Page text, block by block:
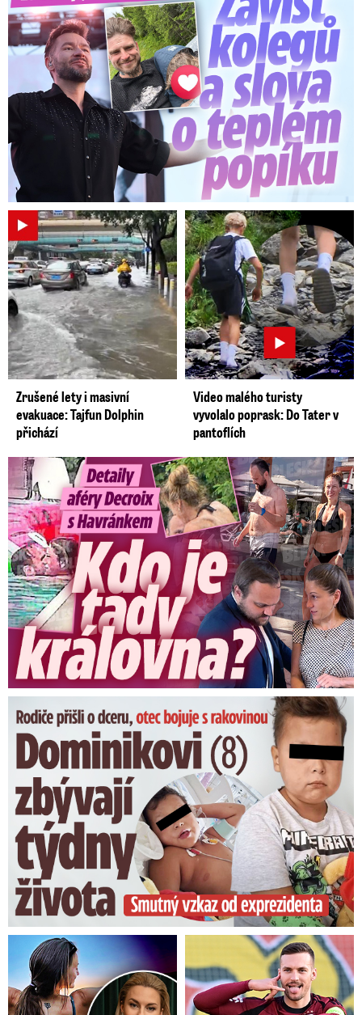
Zrušené lety i masivní
evakuace: Tajfun Dolphin
přichází
Video malého turisty
vyvolalo poprask: Do Tater v
pantoflích
Detaily aféry Decroix s Havránkem: Kdo je tady královna?
Dominikovi (8) zbývají týdny života: Vzkaz od exprezidenta